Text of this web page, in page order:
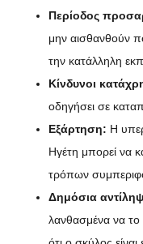
Περίοδος
μην αισθανθούν
την κατάλληλη
Κίνδυνοι
οδηγήσει σε
Εξάρτηση: Η
Ηγέτη μπορεί να
τρόπων
Δημόσια
λανθασμένα να το